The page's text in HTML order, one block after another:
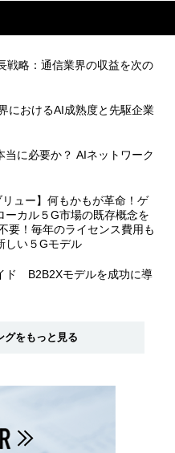
戦略：通信業界の収益を次の
におけるAI成熟度と先駆企業
に必要か？ AIネットワーク
リュー】何もかもが革命！ゲ
ーカル５G市場の既存概念を
要！毎年のライセンス費用も
い５Gモデル
ド B2B2Xモデルを成功に導
グをもっと見る